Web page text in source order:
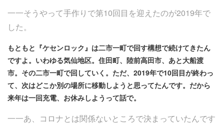
一一そうやって手作りで第10回目を迎えたのが2019年で
した。
もともと『ケセンロック』は二市一町で回す構想で続けてきたん
ですよ。いわゆる気仙地区。住田町、陸前高田市、あと大船渡
市。その二市一町で回していく。ただ、2019年で10回目が終わっ
て、次はどこか別の場所に移動しようと思ってたんです。だから
来年は一回充電、お休みしようって話で。
一一あ、コロナとは関係ないところで決まっていたんです